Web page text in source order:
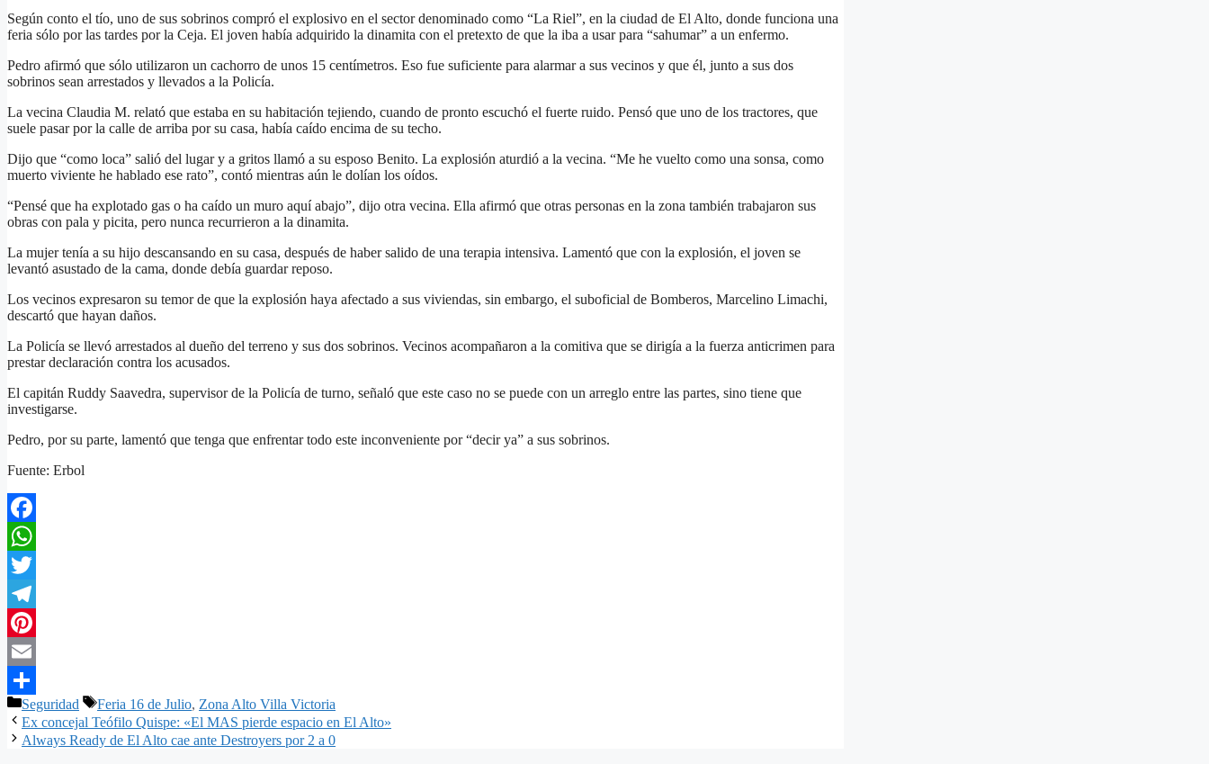
Según conto el tío, uno de sus sobrinos compró el explosivo en el sector denominado como “La Riel”, en la ciudad de El Alto, donde funciona una
feria sólo por las tardes por la Ceja. El joven había adquirido la dinamita con el pretexto de que la iba a usar para “sahumar” a un enfermo.
Pedro afirmó que sólo utilizaron un cachorro de unos 15 centímetros. Eso fue suficiente para alarmar a sus vecinos y que él, junto a sus dos
sobrinos sean arrestados y llevados a la Policía.
La vecina Claudia M. relató que estaba en su habitación tejiendo, cuando de pronto escuchó el fuerte ruido. Pensó que uno de los tractores, que
suele pasar por la calle de arriba por su casa, había caído encima de su techo.
Dijo que “como loca” salió del lugar y a gritos llamó a su esposo Benito. La explosión aturdió a la vecina. “Me he vuelto como una sonsa, como
muerto viviente he hablado ese rato”, contó mientras aún le dolían los oídos.
“Pensé que ha explotado gas o ha caído un muro aquí abajo”, dijo otra vecina. Ella afirmó que otras personas en la zona también trabajaron sus
obras con pala y picita, pero nunca recurrieron a la dinamita.
La mujer tenía a su hijo descansando en su casa, después de haber salido de una terapia intensiva. Lamentó que con la explosión, el joven se
levantó asustado de la cama, donde debía guardar reposo.
Los vecinos expresaron su temor de que la explosión haya afectado a sus viviendas, sin embargo, el suboficial de Bomberos, Marcelino Limachi,
descartó que hayan daños.
La Policía se llevó arrestados al dueño del terreno y sus dos sobrinos. Vecinos acompañaron a la comitiva que se dirigía a la fuerza anticrimen para
prestar declaración contra los acusados.
El capitán Ruddy Saavedra, supervisor de la Policía de turno, señaló que este caso no se puede con un arreglo entre las partes, sino tiene que
investigarse.
Pedro, por su parte, lamentó que tenga que enfrentar todo este inconveniente por “decir ya” a sus sobrinos.
Fuente: Erbol
Facebook
WhatsApp
Twitter
Telegram
Pinterest
Email
Compartir
Categorías
Seguridad Etiquetas
Feria 16 de Julio, Zona Alto Villa Victoria
Ex concejal Teófilo Quispe: «El MAS pierde espacio en El Alto»
Always Ready de El Alto cae ante Destroyers por 2 a 0